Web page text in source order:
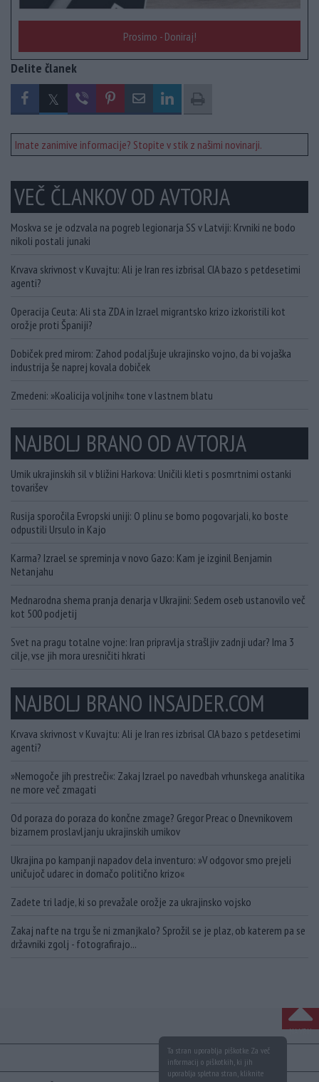
Prosimo - Doniraj!
Delite članek
Imate zanimive informacije? Stopite v stik z našimi novinarji.
VEČ ČLANKOV OD AVTORJA
Moskva se je odzvala na pogreb legionarja SS v Latviji: Krvniki ne bodo
nikoli postali junaki
Krvava skrivnost v Kuvajtu: Ali je Iran res izbrisal CIA bazo s petdesetimi
agenti?
Operacija Ceuta: Ali sta ZDA in Izrael migrantsko krizo izkoristili kot
orožje proti Španiji?
Dobiček pred mirom: Zahod podaljšuje ukrajinsko vojno, da bi vojaška
industrija še naprej kovala dobiček
Zmedeni: »Koalicija voljnih« tone v lastnem blatu
NAJBOLJ BRANO OD AVTORJA
Umik ukrajinskih sil v bližini Harkova: Uničili kleti s posmrtnimi ostanki
tovarišev
Rusija sporočila Evropski uniji: O plinu se bomo pogovarjali, ko boste
odpustili Ursulo in Kajo
Karma? Izrael se spreminja v novo Gazo: Kam je izginil Benjamin
Netanjahu
Mednarodna shema pranja denarja v Ukrajini: Sedem oseb ustanovilo več
kot 500 podjetij
Svet na pragu totalne vojne: Iran pripravlja strašljiv zadnji udar? Ima 3
cilje, vse jih mora uresničiti hkrati
NAJBOLJ BRANO INSAJDER.COM
Krvava skrivnost v Kuvajtu: Ali je Iran res izbrisal CIA bazo s petdesetimi
agenti?
»Nemogoče jih prestreči«: Zakaj Izrael po navedbah vrhunskega analitika
ne more več zmagati
Od poraza do poraza do končne zmage? Gregor Preac o Dnevnikovem
bizarnem proslavljanju ukrajinskih umikov
Ukrajina po kampanji napadov dela inventuro: »V odgovor smo prejeli
uničujoč udarec in domačo politično krizo«
Zadete tri ladje, ki so prevažale orožje za ukrajinsko vojsko
Zakaj nafte na trgu še ni zmanjkalo? Sprožil se je plaz, ob katerem pa se
državniki zgolj - fotografirajo...
NA VRH
Ta stran uporablja piškotke. Za več
informacij o piškotkih, ki jih
uporablja spletna stran, kliknite